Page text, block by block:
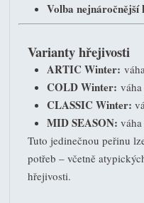
Volba nejnáročnější
Varianty hřejivosti
ARTIC Winter:
COLD Winter:
CLASSIC Winter:
MID SEASON:
Tuto jedinečnou peřinu
potřeb – včetně
hřejivosti.